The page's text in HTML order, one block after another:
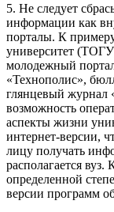
5. Не следует
информации как
порталы. К
университет
молодежный
«Технополис»,
глянцевый журнал
возможность
аспекты жизни
интернет-версии,
лицу получать
располагается
определенной
версии программ